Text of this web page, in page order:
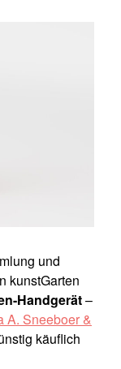
und
kunstGarten
Handgerät–
A. Sneeboer &
käuflich